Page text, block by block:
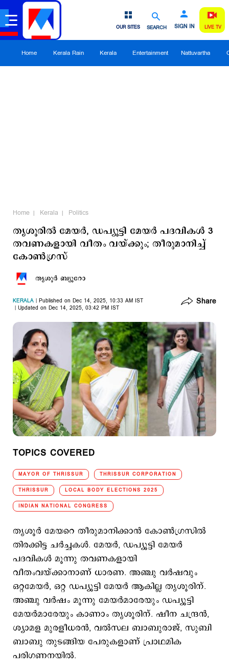
SEARCH SIGN IN
OUR SITES LIVE TV
Home Kerala Rain Kerala Entertainment Nattuvartha
Home Kerala Politics
തൃശൂരില്‍ മേയർ, ഡപ്യൂട്ടി മേയർ പദവികൾ 3
തവണകളായി വീതം വയ്ക്കും; തീരുമാനിച്ച്
കോണ്‍ഗ്രസ്
തൃശൂര്‍ ബ്യൂറോ
KERALA
Published on Dec 14, 2025, 10:33 AM IST
Updated on Dec 14, 2025, 03:42 PM IST
Share
TOPICS COVERED
MAYOR OF THRISSUR THRISSUR CORPORATION
THRISSUR LOCAL BODY ELECTIONS 2025
INDIAN NATIONAL CONGRESS
തൃശൂര്‍ മേയറെ തീരുമാനിക്കാന്‍ കോണ്‍ഗ്രസില്‍
തിരക്കിട്ട ചര്‍ച്ചകള്‍. മേയര്‍, ഡപ്യൂട്ടി മേയര്‍
പദവികള്‍ മൂന്നു തവണകളായി
വീതംവയ്ക്കാനാണ് ധാരണ. അഞ്ചു വര്‍ഷവും
ഒറ്റമേയര്‍, ഒറ്റ ഡപ്യൂട്ടി മേയര്‍ ആകില്ല തൃശൂരിന്.
അഞ്ചു വര്‍ഷം മൂന്നു മേയര്‍മാരേയും ഡപ്യൂട്ടി
മേയര്‍മാരേയും കാണാം തൃശൂരിന്. ഷീന ചന്ദ്രന്‍,
ശ്യാമള മുരളീധരന്‍, വല്‍സല ബാബുരാജ്, സുബി
ബാബു തുടങ്ങിയ പേരുകളാണ് പ്രാഥമിക
പരിഗണനയില്‍.